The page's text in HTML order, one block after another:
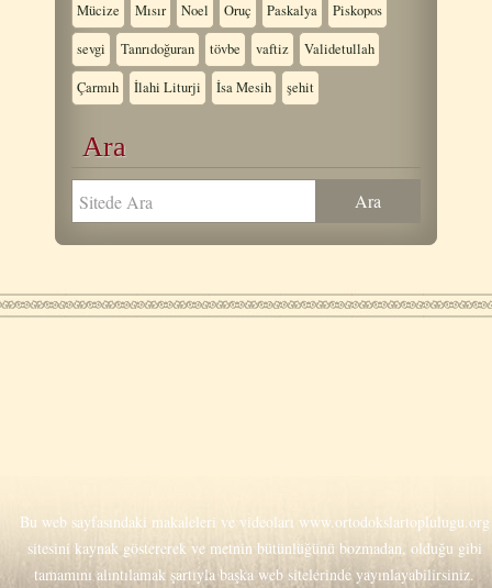
Mücize Mısır Noel Oruç Paskalya Piskopos
sevgi Tanrıdoğuran tövbe vaftiz Validetullah
Çarmıh İlahi Liturji İsa Mesih şehit
Ara
Bu web sayfasındaki makaleleri ve videoları www.ortodokslartoplulugu.org
sitesini kaynak göstererek ve metnin bütünlüğünü bozmadan, olduğu gibi
tamamını alıntılamak şartıyla başka web sitelerinde yayınlayabilirsiniz.